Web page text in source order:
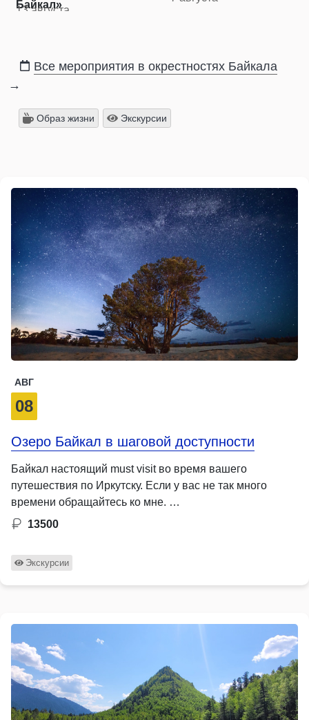
Байкал»
13 августа
Все мероприятия в окрестностях Байкала
→
Образ жизни Экскурсии
АВГ
08
Озеро Байкал в шаговой доступности
Байкал настоящий must visit во время вашего
путешествия по Иркутску. Если у вас не так много
времени обращайтесь ко мне. …
13500
Экскурсии